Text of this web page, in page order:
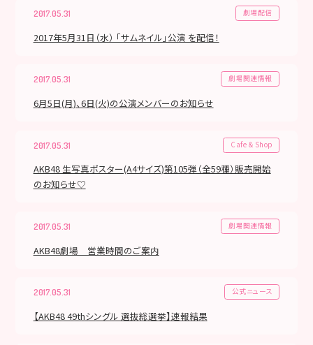
2017.05.31 劇場配信
2017年5月31日（水） 「サムネイル」公演 を配信！
2017.05.31 劇場関連情報
6月5日(月)、6日(火)の公演メンバーのお知らせ
2017.05.31 Cafe & Shop
AKB48 生写真ポスター(A4サイズ)第105弾（全59種）販売開始
のお知らせ♡
2017.05.31 劇場関連情報
AKB48劇場 営業時間のご案内
2017.05.31 公式ニュース
【AKB48 49thシングル 選抜総選挙】速報結果